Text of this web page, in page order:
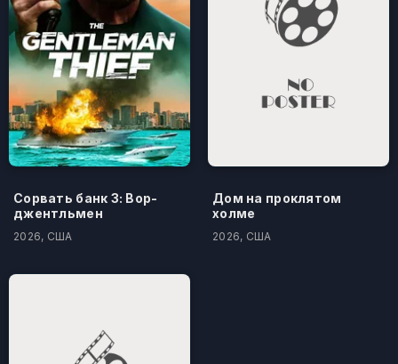
Сорвать банк 3: Вор-
джентльмен
2026, США
Дом на проклятом
холме
2026, США